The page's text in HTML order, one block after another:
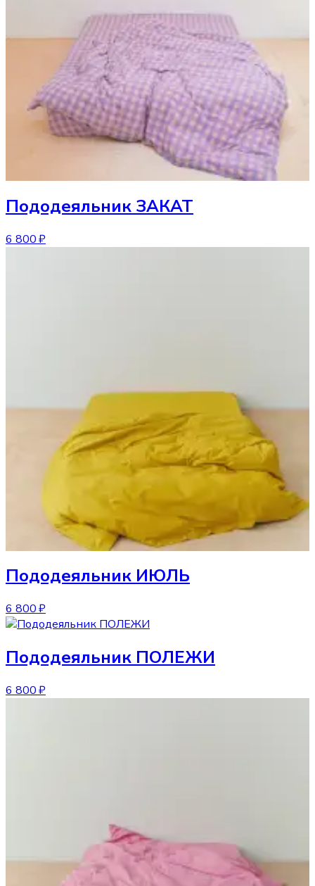
Пододеяльник ЗАКАТ
6 800 ₽
Пододеяльник ИЮЛЬ
6 800 ₽
Пододеяльник ПОЛЕЖИ
6 800 ₽